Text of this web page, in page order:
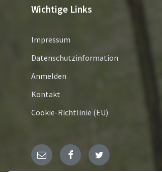
Wichtige Links
Impressum
Datenschutzinformation
Anmelden
Kontakt
Cookie-Richtlinie (EU)
E- FacebookTwitter